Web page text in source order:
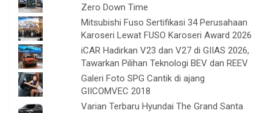
Zero Down Time
Mitsubishi Fuso Sertifikasi 34 Perusahaan
Karoseri Lewat FUSO Karoseri Award 2026
iCAR Hadirkan V23 dan V27 di GIIAS 2026,
Tawarkan Pilihan Teknologi BEV dan REEV
Galeri Foto SPG Cantik di ajang
GIICOMVEC 2018
Varian Terbaru Hyundai The Grand Santa